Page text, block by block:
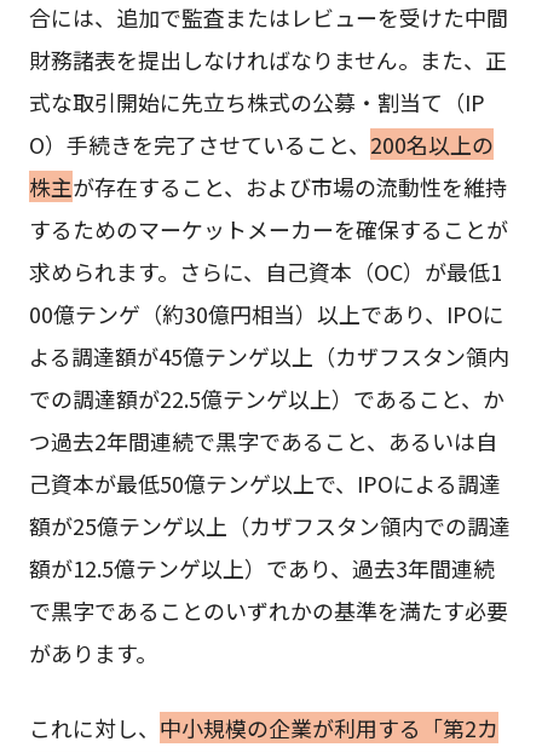
合には、追加で監査またはレビューを受けた中間
財務諸表を提出しなければなりません。また、正
式な取引開始に先立ち株式の公募・割当て（IP
O）手続きを完了させていること、 200名以上の
株主が存在すること、および市場の流動性を維持
するためのマーケットメーカーを確保することが
求められます。さらに、自己資本（OC）が最低1
00億テンゲ（約30億円相当）以上であり、IPOに
よる調達額が45億テンゲ以上（カザフスタン領内
での調達額が22.5億テンゲ以上）であること、か
つ過去2年間連続で黒字であること、あるいは自
己資本が最低50億テンゲ以上で、IPOによる調達
額が25億テンゲ以上（カザフスタン領内での調達
額が12.5億テンゲ以上）であり、過去3年間連続
で黒字であることのいずれかの基準を満たす必要
があります。
これに対し、 中小規模の企業が利用する「第2カ